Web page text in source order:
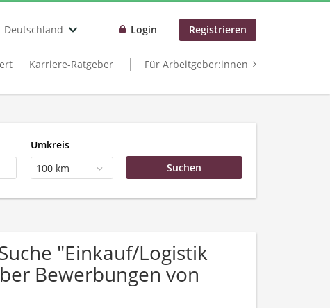
Deutschland Login Registrieren
Karriere-Ratgeber Für Arbeitgeber:innen
Umkreis
100 km
"Einkauf/Logistik
Bewerbungen von